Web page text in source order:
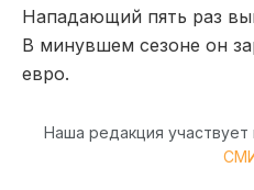
Нападающий пять раз
В минувшем сезоне он
евро.
Наша редакция участвует